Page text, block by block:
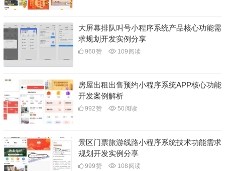
大屏幕排队叫号小程序系统产品核心功能需
求规划开发实例分享
960赞 109 阅读
房屋出租出售预约小程序系统APP核心功能
开发案例解析
992赞 50 阅读
景区门票旅游线路小程序系统技术功能需求
规划开发实例分享
999赞 108 阅读